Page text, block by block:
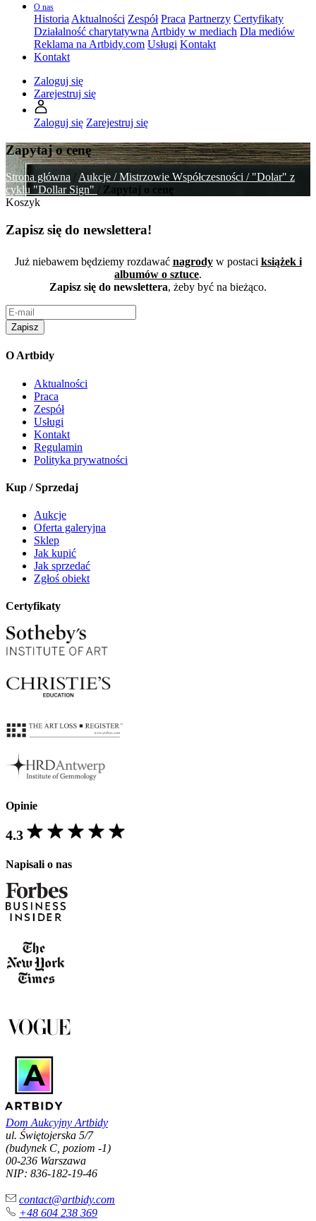
O nas
Historia Aktualności Zespół Praca Partnerzy Certyfikaty
Działalność charytatywna Artbidy w mediach Dla mediów
Reklama na Artbidy.com Usługi Kontakt
Kontakt
Zaloguj się
Zarejestruj się
Zaloguj się Zarejestruj się
Zapytaj o cenę
Strona główna / Aukcje /Mistrzowie Współczesności / "Dolar" z
cyklu "Dollar Sign" / Zapytaj o cenę
Koszyk
Zapisz się do newslettera!
Już niebawem będziemy rozdawać nagrodyw postaci książek i
albumów o sztuce.
Zapisz się do newslettera, żeby być na bieżąco.
Zapisz
O Artbidy
Aktualności
Praca
Zespół
Usługi
Kontakt
Regulamin
Polityka prywatności
Kup / Sprzedaj
Aukcje
Oferta galeryjna
Sklep
Jak kupić
Jak sprzedać
Zgłoś obiekt
Certyfikaty
Opinie
4.3
Napisali o nas
Dom Aukcyjny Artbidy
ul. Świętojerska 5/7
(budynek C, poziom -1)
00-236 Warszawa
NIP: 836-182-19-46
contact@artbidy.com
+48 604 238 369